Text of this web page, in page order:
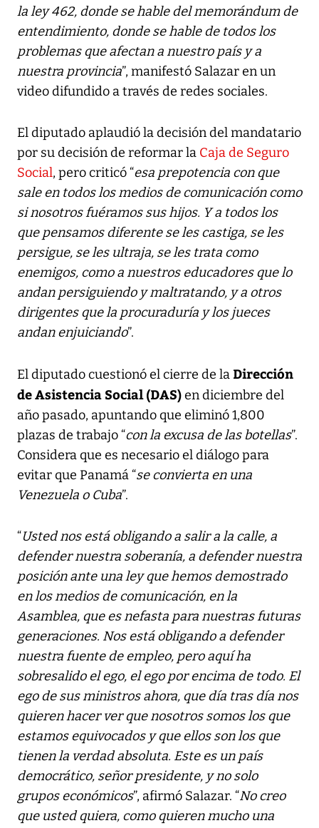
la ley 462, donde se hable del memorándum de
entendimiento, donde se hable de todos los
problemas que afectan a nuestro país y a
nuestra provincia”, manifestó Salazar en un
video difundido a través de redes sociales.
El diputado aplaudió la decisión del mandatario
por su decisión de reformar la Caja de Seguro
Social, pero criticó “esa prepotencia con que
sale en todos los medios de comunicación como
si nosotros fuéramos sus hijos. Y a todos los
que pensamos diferente se les castiga, se les
persigue, se les ultraja, se les trata como
enemigos, como a nuestros educadores que lo
andan persiguiendo y maltratando, y a otros
dirigentes que la procuraduría y los jueces
andan enjuiciando”.
El diputado cuestionó el cierre de la Dirección
de Asistencia Social (DAS)en diciembre del
año pasado, apuntando que eliminó 1,800
plazas de trabajo “con la excusa de las botellas”.
Considera que es necesario el diálogo para
evitar que Panamá “se convierta en una
Venezuela o Cuba”.
“Usted nos está obligando a salir a la calle, a
defender nuestra soberanía, a defender nuestra
posición ante una ley que hemos demostrado
en los medios de comunicación, en la
Asamblea, que es nefasta para nuestras futuras
generaciones. Nos está obligando a defender
nuestra fuente de empleo, pero aquí ha
sobresalido el ego, el ego por encima de todo. El
ego de sus ministros ahora, que día tras día nos
quieren hacer ver que nosotros somos los que
estamos equivocados y que ellos son los que
tienen la verdad absoluta. Este es un país
democrático, señor presidente, y no solo
grupos económicos”, afirmó Salazar. “No creo
que usted quiera, como quieren mucho una